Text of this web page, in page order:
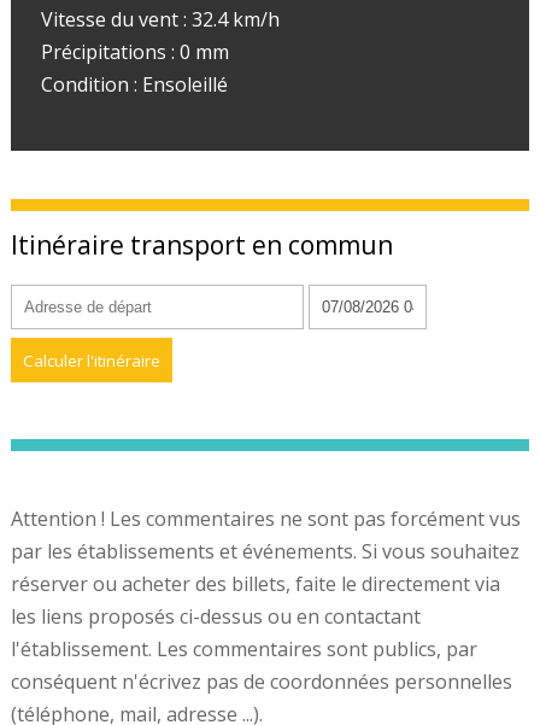
Vitesse du vent : 32.4 km/h
Précipitations : 0 mm
Condition : Ensoleillé
Itinéraire transport en commun
Attention ! Les commentaires ne sont pas forcément vus
par les établissements et événements. Si vous souhaitez
réserver ou acheter des billets, faite le directement via
les liens proposés ci-dessus ou en contactant
l'établissement. Les commentaires sont publics, par
conséquent n'écrivez pas de coordonnées personnelles
(téléphone, mail, adresse ...).